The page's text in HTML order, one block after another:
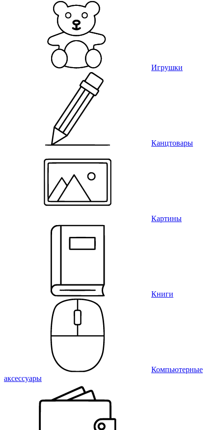
Игрушки
Канцтовары
Картины
Книги
Компьютерные
аксессуары